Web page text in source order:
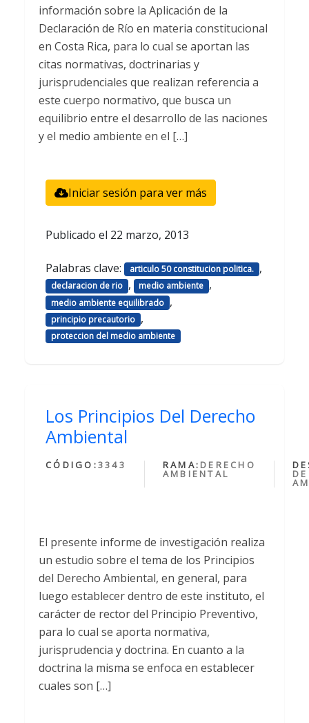
información sobre la Aplicación de la
Declaración de Río en materia constitucional
en Costa Rica, para lo cual se aportan las
citas normativas, doctrinarias y
jurisprudenciales que realizan referencia a
este cuerpo normativo, que busca un
equilibrio entre el desarrollo de las naciones
y el medio ambiente en el […]
Iniciar sesión para ver más
Publicado el 22 marzo, 2013
Palabras clave: articulo 50 constitucion politica. ,
declaracion de rio , medio ambiente ,
medio ambiente equilibrado ,
principio precautorio ,
proteccion del medio ambiente
Los Principios Del Derecho
Ambiental
CÓDIGO:3343 RAMA: DERECHO
AMBIENTAL
El presente informe de investigación realiza
un estudio sobre el tema de los Principios
del Derecho Ambiental, en general, para
luego establecer dentro de este instituto, el
carácter de rector del Principio Preventivo,
para lo cual se aporta normativa,
jurisprudencia y doctrina. En cuanto a la
doctrina la misma se enfoca en establecer
cuales son […]